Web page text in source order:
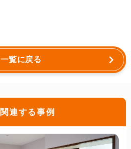
一覧に戻る
関連する事例